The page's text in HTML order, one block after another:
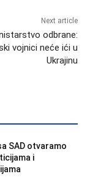
Next article
odbrane:
vojnici neće ići u
Ukrajinu
SAD otvaramo
i